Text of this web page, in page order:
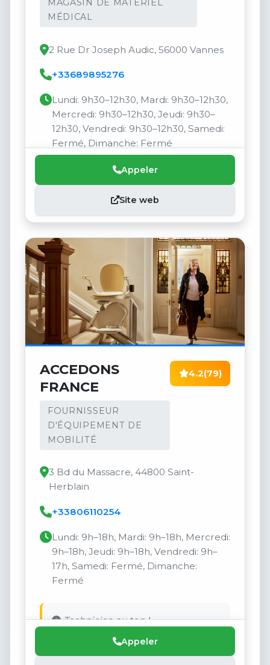
MAGASIN DE MATÉRIEL
MÉDICAL
2 Rue Dr Joseph Audic, 56000 Vannes
+33689895276
Lundi: 9h30–12h30, Mardi: 9h30–12h30,
Mercredi: 9h30–12h30, Jeudi: 9h30–
12h30, Vendredi: 9h30–12h30, Samedi:
Fermé, Dimanche: Fermé
Appeler
Site web
ACCEDONS
FRANCE
FOURNISSEUR
D'ÉQUIPEMENT DE
MOBILITÉ
4.2(79)
3 Bd du Massacre, 44800 Saint-
Herblain
+33806110254
Lundi: 9h–18h, Mardi: 9h–18h, Mercredi:
9h–18h, Jeudi: 9h–18h, Vendredi: 9h–
17h, Samedi: Fermé, Dimanche:
Fermé
Technicien au top !
Appeler